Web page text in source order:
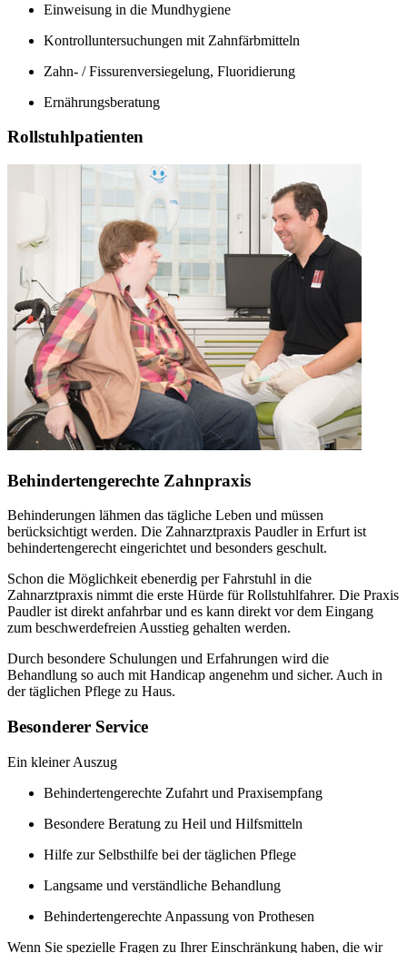
Einweisung in die Mundhygiene
Kontrolluntersuchungen mit Zahnfärbmitteln
Zahn- / Fissurenversiegelung, Fluoridierung
Ernährungsberatung
Rollstuhlpatienten
Behindertengerechte Zahnpraxis
Behinderungen lähmen das tägliche Leben und müssen
berücksichtigt werden. Die Zahnarztpraxis Paudler in Erfurt ist
behindertengerecht eingerichtet und besonders geschult.
Schon die Möglichkeit ebenerdig per Fahrstuhl in die
Zahnarztpraxis nimmt die erste Hürde für Rollstuhlfahrer. Die Praxis
Paudler ist direkt anfahrbar und es kann direkt vor dem Eingang
zum beschwerdefreien Ausstieg gehalten werden.
Durch besondere Schulungen und Erfahrungen wird die
Behandlung so auch mit Handicap angenehm und sicher. Auch in
der täglichen Pflege zu Haus.
Besonderer Service
Ein kleiner Auszug
Behindertengerechte Zufahrt und Praxisempfang
Besondere Beratung zu Heil und Hilfsmitteln
Hilfe zur Selbsthilfe bei der täglichen Pflege
Langsame und verständliche Behandlung
Behindertengerechte Anpassung von Prothesen
Wenn Sie spezielle Fragen zu Ihrer Einschränkung haben, die wir